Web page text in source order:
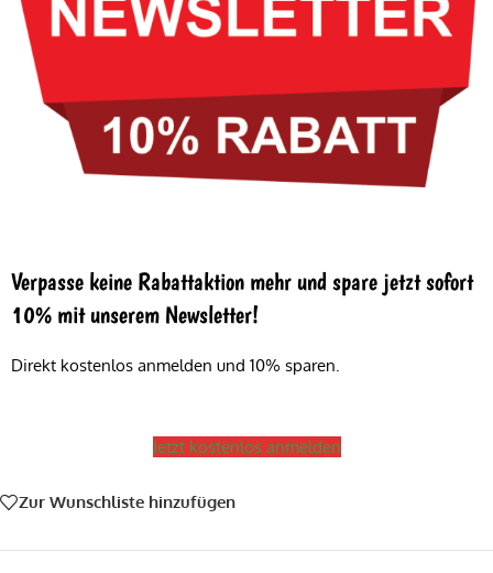
Verpasse keine Rabattaktion mehr und spare jetzt sofort
10% mit unserem Newsletter!
Direkt kostenlos anmelden und 10% sparen.
Jetzt kostenlos anmelden
Zur Wunschliste hinzufügen